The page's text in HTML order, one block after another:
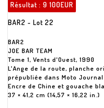
Résultat : 9 100EUR
BAR2 - Lot 22
BAR2
JOE BAR TEAM
Tome 1, Vents d'Ouest, 1990
L'Ange de la route, planche
prépubliée dans Moto Journal
Encre de Chine et gouache
37 × 41,2 cm (14,57 × 16,22 in.)